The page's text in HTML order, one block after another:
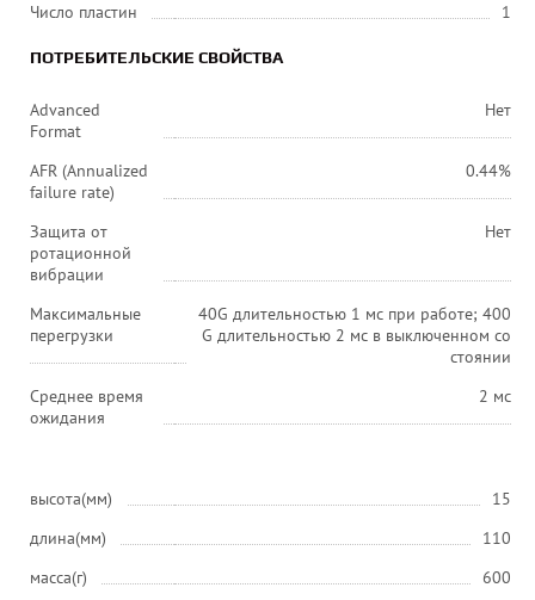
Число пластин 1
ПОТРЕБИТЕЛЬСКИЕ СВОЙСТВА
Advanced
Format
Нет
AFR (Annualized
failure rate)
0.44%
Защита от
ротационной
вибрации
Нет
Максимальные
перегрузки
40G длительностью 1 мс при работе; 400
G длительностью 2 мс в выключенном со
стоянии
Среднее время
ожидания
2 мс
высота(мм)
15
длина(мм)
110
масса(г)
600